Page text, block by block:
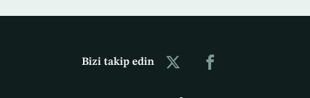
Bizi takip edin